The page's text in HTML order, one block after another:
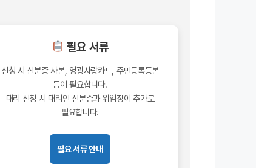
필요 서류
신청 시 신분증 사본, 영광사랑카드, 주민등록등본
등이 필요합니다.
대리 신청 시 대리인 신분증과 위임장이 추가로
필요합니다.
필요 서류 안내